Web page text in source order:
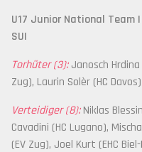
U17 Junior National Team
SUI
Torhüter (3):Janosch Hrdina
Zug), Laurin Solèr (HC Davos)
Verteidiger (8):Niklas
Cavadini (HC Lugano),
(EV Zug), Joel Kurt (EHC